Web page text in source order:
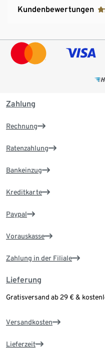
Kundenbewertungen
Zahlung
Rechnung
Ratenzahlung
Bankeinzug
Kreditkarte
Paypal
Vorauskasse
Zahlung in der Filiale
Lieferung
Gratisversand ab 29 € &
Versandkosten
Lieferzeit